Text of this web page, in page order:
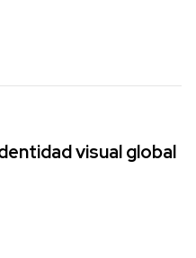
visual global